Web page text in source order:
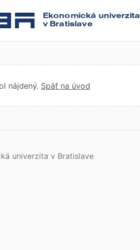
Ekonomická univerzita
v Bratislave
nájdený. Späť na úvod
univerzita v Bratislave